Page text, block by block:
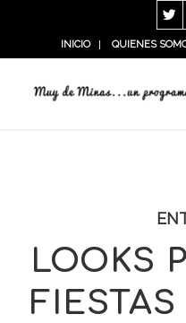
INICIO QUIENES
LOOKS
FIESTAS